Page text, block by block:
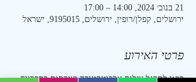
21 בנוב׳ 2024, 14:00 – 17:00
ירושלים, קפלן/רופין, ירושלים, 9195015, ישראל
פרטי האירוע
בואו לתרגל צילום ארכיטקטורה יצירתית בספרייה